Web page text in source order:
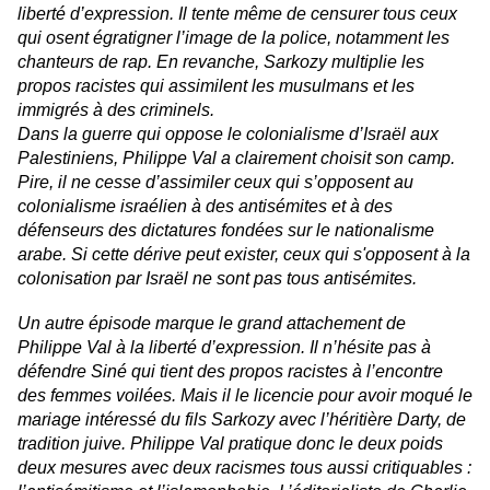
liberté d’expression. Il tente même de censurer tous ceux
qui osent égratigner l’image de la police, notamment les
chanteurs de rap. En revanche, Sarkozy multiplie les
propos racistes qui assimilent les musulmans et les
immigrés à des criminels.
Dans la guerre qui oppose le colonialisme d’Israël aux
Palestiniens, Philippe Val a clairement choisit son camp.
Pire, il ne cesse d’assimiler ceux qui s’opposent au
colonialisme israélien à des antisémites et à des
défenseurs des dictatures fondées sur le nationalisme
arabe. Si cette dérive peut exister, ceux qui s'opposent à la
colonisation par Israël ne sont pas tous antisémites.
Un autre épisode marque le grand attachement de
Philippe Val à la liberté d’expression. Il n’hésite pas à
défendre Siné qui tient des propos racistes à l’encontre
des femmes voilées. Mais il le licencie pour avoir moqué le
mariage intéressé du fils Sarkozy avec l’héritière Darty, de
tradition juive. Philippe Val pratique donc le deux poids
deux mesures avec deux racismes tous aussi critiquables :